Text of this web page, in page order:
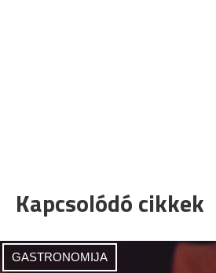
Kapcsolódó cikkek
GASTRONOMIJA